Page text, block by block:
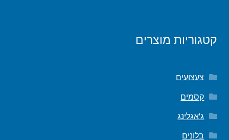
קטגוריות מוצרים
צעצועים
קסמים
ג'אגלינג
בלונים